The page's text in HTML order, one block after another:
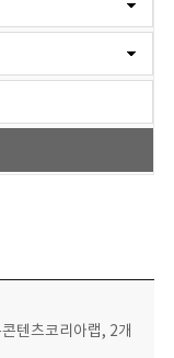
텐츠코리아랩, 2개